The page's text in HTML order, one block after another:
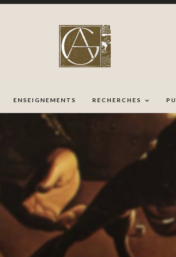
ENSEIGNEMENTS RECHERCHES